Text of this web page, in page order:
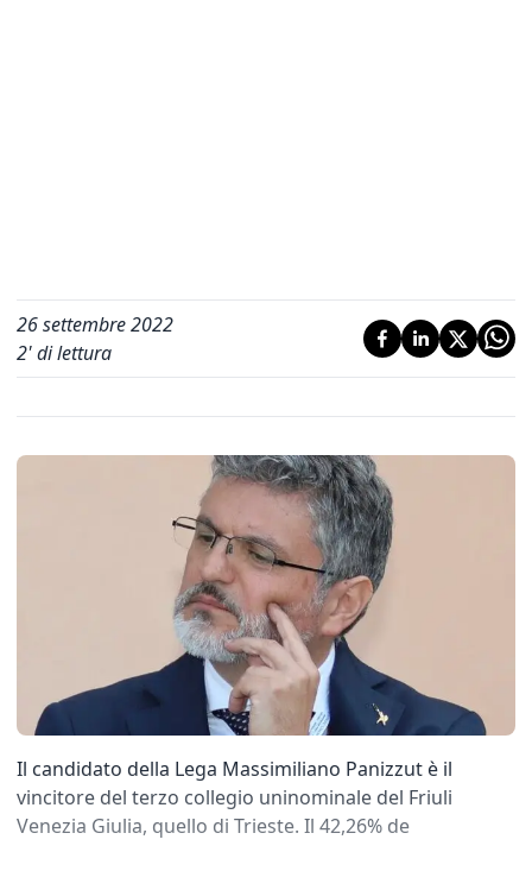
26 settembre 2022
2' di lettura
Il candidato della Lega Massimiliano Panizzut è il
vincitore del terzo collegio uninominale del Friuli
Venezia Giulia, quello di Trieste. Il 42,26% de